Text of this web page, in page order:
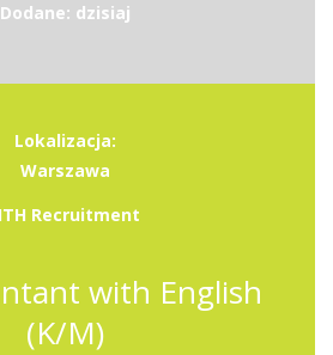
Dodane: dzisiaj
Lokalizacja:
Warszawa
Recruitment
with English
(K/M)